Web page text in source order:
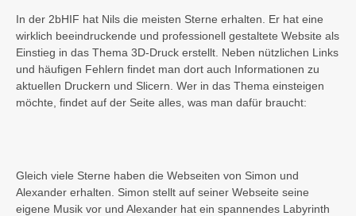
In der 2bHIF hat Nils die meisten Sterne erhalten. Er hat eine
wirklich beeindruckende und professionell gestaltete Website als
Einstieg in das Thema 3D-Druck erstellt. Neben nützlichen Links
und häufigen Fehlern findet man dort auch Informationen zu
aktuellen Druckern und Slicern. Wer in das Thema einsteigen
möchte, findet auf der Seite alles, was man dafür braucht:
Gleich viele Sterne haben die Webseiten von Simon und
Alexander erhalten. Simon stellt auf seiner Webseite seine
eigene Musik vor und Alexander hat ein spannendes Labyrinth